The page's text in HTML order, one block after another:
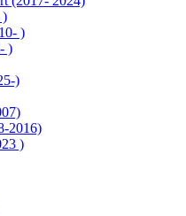
)
)
)
)
2016)
)